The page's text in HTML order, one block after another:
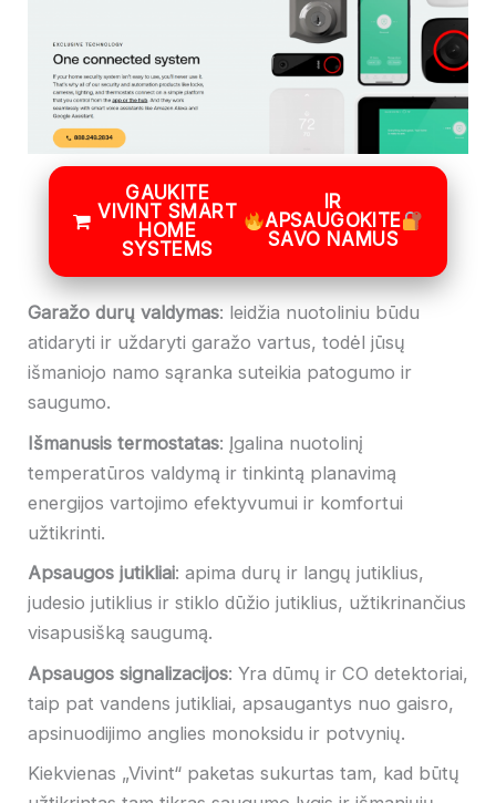
GAUKITE
VIVINT SMART
HOME
SYSTEMS
IR
APSAUGOKITE
SAVO NAMUS
Garažo durų valdymas: leidžia nuotoliniu būdu
atidaryti ir uždaryti garažo vartus, todėl jūsų
išmaniojo namo sąranka suteikia patogumo ir
saugumo.
Išmanusis termostatas: Įgalina nuotolinį
temperatūros valdymą ir tinkintą planavimą
energijos vartojimo efektyvumui ir komfortui
užtikrinti.
Apsaugos jutikliai: apima durų ir langų jutiklius,
judesio jutiklius ir stiklo dūžio jutiklius, užtikrinančius
visapusišką saugumą.
Apsaugos signalizacijos: Yra dūmų ir CO detektoriai,
taip pat vandens jutikliai, apsaugantys nuo gaisro,
apsinuodijimo anglies monoksidu ir potvynių.
Kiekvienas „Vivint“ paketas sukurtas tam, kad būtų